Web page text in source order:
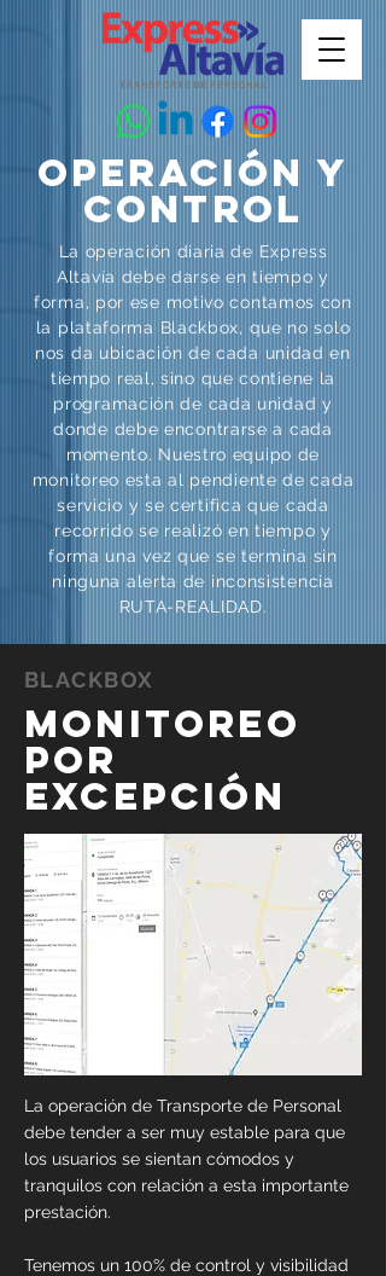
OPERACIÓN Y
CONTROL
La operación diaria de Express
Altavía debe darse en tiempo y
forma, por ese motivo contamos con
la plataforma Blackbox, que no solo
nos da ubicación de cada unidad en
tiempo real, sino que contiene la
programación de cada unidad y
donde debe encontrarse a cada
momento. Nuestro equipo de
monitoreo esta al pendiente de cada
servicio y se certifica que cada
recorrido se realizó en tiempo y
forma una vez que se termina sin
ninguna alerta de inconsistencia
RUTA-REALIDAD.
BLACKBOX
MONITOREO
POR
EXCEPCIÓN
La operación de Transporte de Personal
debe tender a ser muy estable para que
los usuarios se sientan cómodos y
tranquilos con relación a esta importante
prestación.
Tenemos un 100% de control y visibilidad